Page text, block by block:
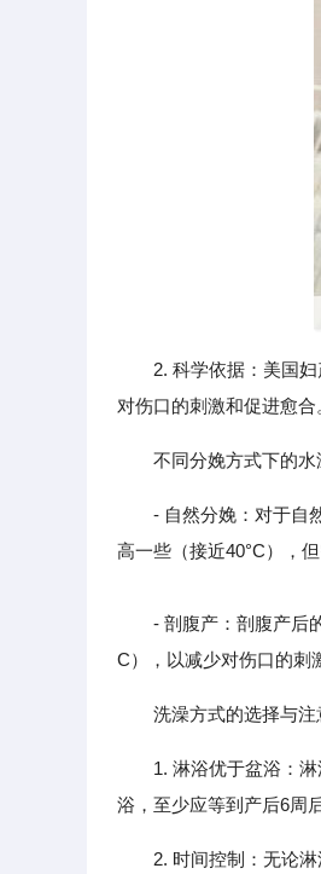
2. 科学依据：美国
对伤口的刺激和促进愈
不同分娩方式下的水
- 自然分娩：对于自
高一些（接近40°C），
- 剖腹产：剖腹产后的
C），以减少对伤口的刺
洗澡方式的选择与注
1. 淋浴优于盆浴：
浴，至少应等到产后6周
2. 时间控制：无论